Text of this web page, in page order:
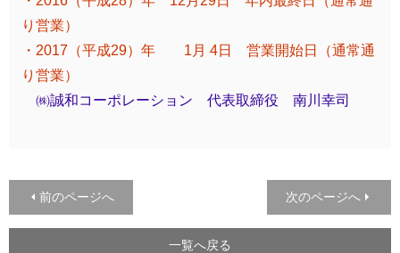
り営業）
・2017（平成29）年 1月 4日 営業開始日（通常通
り営業）
㈱誠和コーポレーション 代表取締役 南川幸司
前のページへ 次のページへ
一覧へ戻る